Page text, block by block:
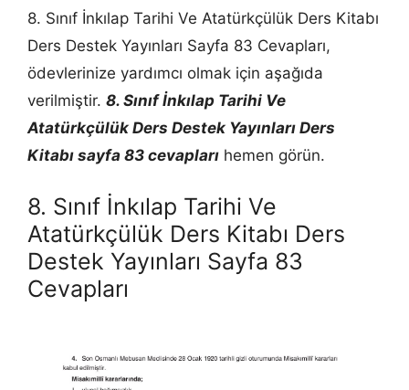
8. Sınıf İnkılap Tarihi Ve Atatürkçülük Ders Kitabı
Ders Destek Yayınları Sayfa 83 Cevapları,
ödevlerinize yardımcı olmak için aşağıda
verilmiştir. 8. Sınıf İnkılap Tarihi Ve
Atatürkçülük Ders Destek Yayınları Ders
Kitabı sayfa 83 cevapları hemen görün.
8. Sınıf İnkılap Tarihi Ve
Atatürkçülük Ders Kitabı Ders
Destek Yayınları Sayfa 83
Cevapları